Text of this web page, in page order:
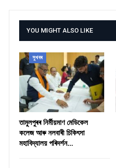
YOU MIGHT ALSO LIKE
সুখবৰ
তামুলপুৰৰ নিৰ্মীয়মাণ মেডিকেল
কলেজ আৰু নলবাৰী চিকিৎসা
মহাবিদ্যালয় পৰিদৰ্শন…